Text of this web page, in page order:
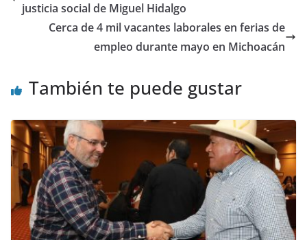
justicia social de Miguel Hidalgo
Cerca de 4 mil vacantes laborales en ferias de
empleo durante mayo en Michoacán
También te puede gustar